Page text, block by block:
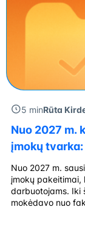
5 minRūta
Nuo 2027 m.
įmokų
VSD ir PSD
Nuo 2027 m.
įmokų
darbuotojams. Iki
mokėdavo nuo